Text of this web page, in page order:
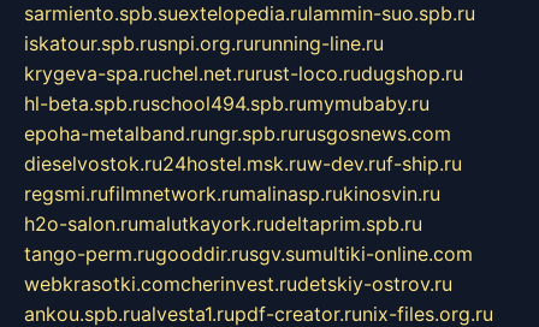
sarmiento.spb.suextelopedia.rulammin-suo.spb.ru
iskatour.spb.rusnpi.org.rurunning-line.ru
krygeva-spa.ruchel.net.rurust-loco.rudugshop.ru
hl-beta.spb.ruschool494.spb.rumymubaby.ru
epoha-metalband.rungr.spb.rurusgosnews.com
dieselvostok.ru24hostel.msk.ruw-dev.ruf-ship.ru
regsmi.rufilmnetwork.rumalinasp.rukinosvin.ru
h2o-salon.rumalutkayork.rudeltaprim.spb.ru
tango-perm.rugooddir.rusgv.sumultiki-online.com
webkrasotki.comcherinvest.rudetskiy-ostrov.ru
ankou.spb.rualvesta1.rupdf-creator.runix-files.org.ru